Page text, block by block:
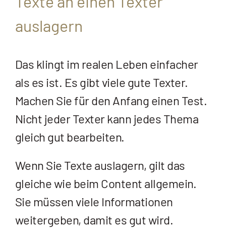
auslagern
Das klingt im realen Leben einfacher
als es ist. Es gibt viele gute Texter.
Machen Sie für den Anfang einen Test.
Nicht jeder Texter kann jedes Thema
gleich gut bearbeiten.
Wenn Sie Texte auslagern, gilt das
gleiche wie beim Content allgemein.
Sie müssen viele Informationen
weitergeben, damit es gut wird.